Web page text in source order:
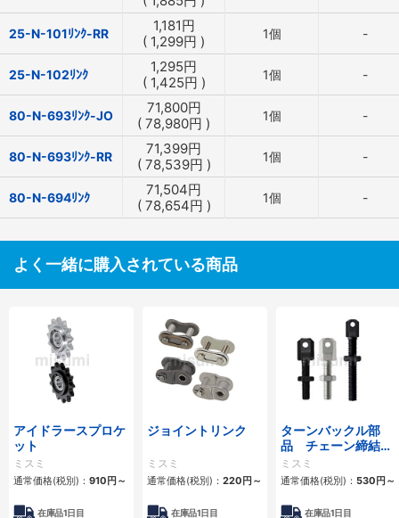
25-N-101ﾘﾝｸ-RR 1,181円
( 1,299円 ) 1個 -
25-N-102ﾘﾝｸ 1,295円
( 1,425円 ) 1個 -
80-N-693ﾘﾝｸ-JO 71,800円
( 78,980円 ) 1個 -
80-N-693ﾘﾝｸ-RR 71,399円
( 78,539円 ) 1個 -
80-N-694ﾘﾝｸ 71,504円
( 78,654円 ) 1個 -
よく一緒に購入されている商品
アイドラースプロケ
ット
ミスミ
通常価格(税別)： 910円～
在庫品1日目
ジョイントリンク
ミスミ
通常価格(税別)： 220円～
在庫品1日目
ターンバックル部
品 チェーン締結
用 スタンダードタ
イプ・ロングタイプ
ミスミ
通常価格(税別)： 530円～
在庫品1日目